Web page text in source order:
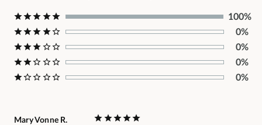
100%
0%
0%
0%
0%
Mary Vonne R.